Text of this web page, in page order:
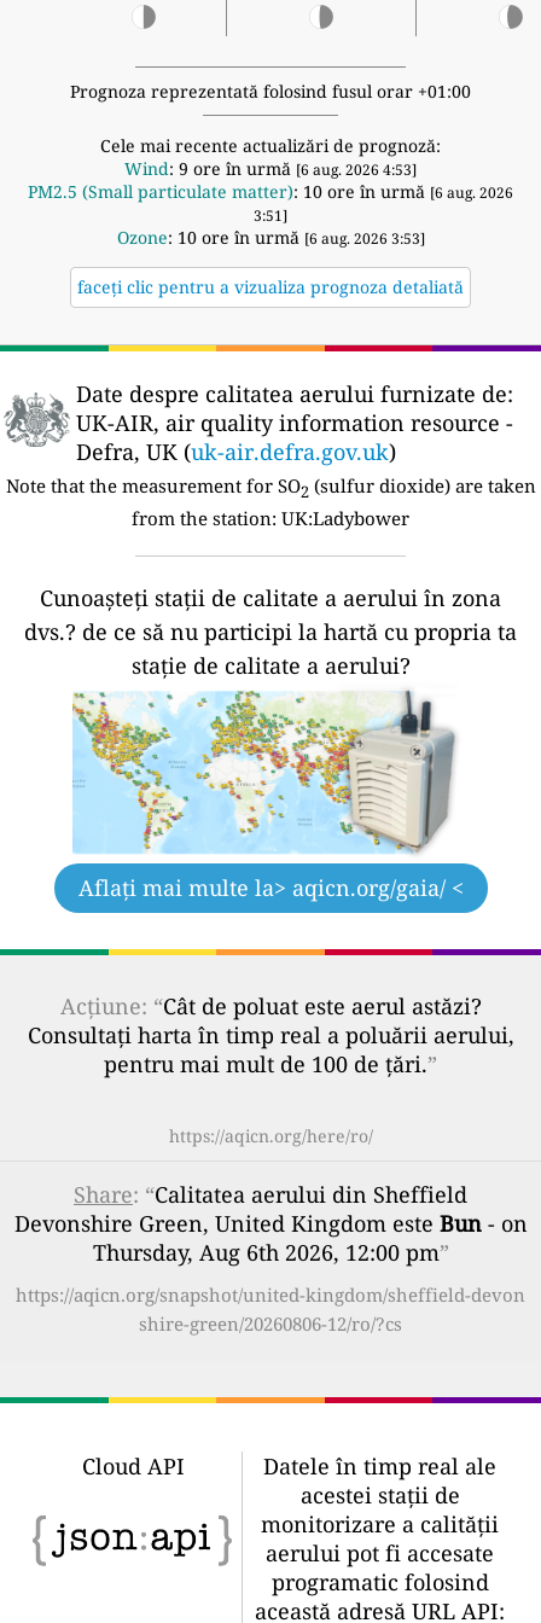
Prognoza reprezentată folosind fusul orar +01:00
Cele mai recente actualizări de prognoză:
Wind: 9 ore în urmă [6 aug. 2026 4:53]
PM2.5 (Small particulate matter): 10 ore în urmă [6 aug. 2026
3:51]
Ozone: 10 ore în urmă [6 aug. 2026 3:53]
faceți clic pentru a vizualiza prognoza detaliată
Date despre calitatea aerului furnizate de:
UK-AIR, air quality information resource -
Defra, UK (uk-air.defra.gov.uk)
Note that the measurement for SO2 (sulfur dioxide) are taken
from the station: UK:Ladybower
Cunoașteți stații de calitate a aerului în zona
dvs.? de ce să nu participi la hartă cu propria ta
stație de calitate a aerului?
Aflați mai multe la> aqicn.org/gaia/ <
Acțiune: “Cât de poluat este aerul astăzi?
Consultați harta în timp real a poluării aerului,
pentru mai mult de 100 de țări.”
https://aqicn.org/here/ro/
Share: “Calitatea aerului din Sheffield
Devonshire Green, United Kingdom este Bun- on
Thursday, Aug 6th 2026, 12:00 pm”
https://aqicn.org/snapshot/united-kingdom/sheffield-devon
shire-green/20260806-12/ro/?cs
Cloud API
Datele în timp real ale
acestei stații de
monitorizare a calității
aerului pot fi accesate
programatic folosind
această adresă URL API: